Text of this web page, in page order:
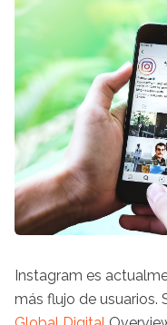
Instagram es
más flujo de usuarios.